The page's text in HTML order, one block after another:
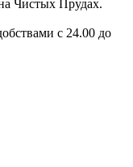
c 24.00 до